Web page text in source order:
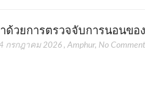
ด้วยการตรวจจับการนอนขอ
กรกฎาคม 2026 ,Amphur, No Comment